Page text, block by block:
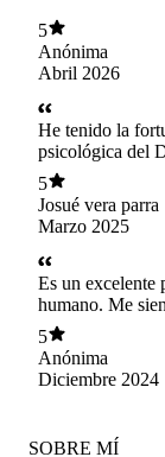
5
Anónima
Abril 2026
He tenido la
psicológica del
profesional muy
atento, que ha
necesario en
empático y su
necesidades han
mejora.
quienes buscan
de calidad
5
Josué vera parra
Marzo 2025
Es un excelente
humano. Me
por todas sus
recomendadísimo
5
Anónima
Diciembre 2024
SOBRE MÍ